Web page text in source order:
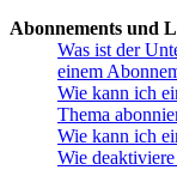
Abonnements und
Was ist der
einem
Wie kann ich
Thema
Wie kann ich
Wie